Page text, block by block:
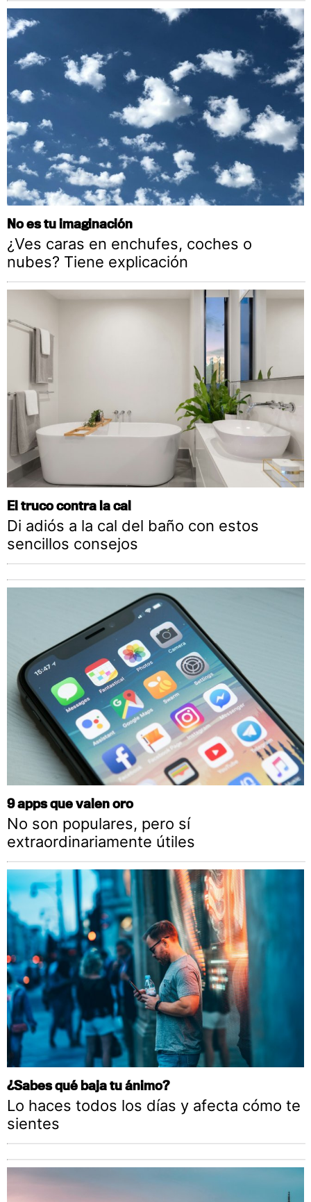
No es tu imaginación
¿Ves caras en enchufes, coches o
nubes? Tiene explicación
El truco contra la cal
Di adiós a la cal del baño con estos
sencillos consejos
9 apps que valen oro
No son populares, pero sí
extraordinariamente útiles
¿Sabes qué baja tu ánimo?
Lo haces todos los días y afecta cómo te
sientes